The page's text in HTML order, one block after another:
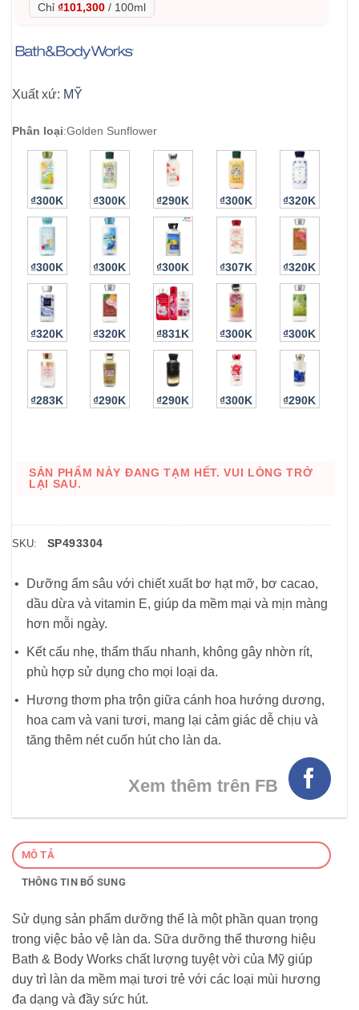
Chỉ ₫101,300 / 100ml
Xuất xứ: MỸ
Phân loại:Golden Sunflower
₫300K ₫300K ₫290K ₫300K ₫320K
₫300K ₫300K ₫300K ₫307K ₫320K
₫320K ₫320K ₫831K ₫300K ₫300K
₫283K ₫290K ₫290K ₫300K ₫290K
SẢN PHẨM NÀY ĐANG TẠM HẾT. VUI LÒNG TRỞ
LẠI SAU.
SKU: SP493304
Dưỡng ẩm sâu với chiết xuất bơ hạt mỡ, bơ cacao,
dầu dừa và vitamin E, giúp da mềm mại và mịn màng
hơn mỗi ngày.
Kết cấu nhẹ, thẩm thấu nhanh, không gây nhờn rít,
phù hợp sử dụng cho mọi loại da.
Hương thơm pha trộn giữa cánh hoa hướng dương,
hoa cam và vani tươi, mang lại cảm giác dễ chịu và
tăng thêm nét cuốn hút cho làn da.
Xem thêm trên FB
MÔ TẢ
THÔNG TIN BỔ SUNG
Sử dụng sản phẩm dưỡng thể là một phần quan trọng
trong việc bảo vệ làn da. Sữa dưỡng thể thương hiệu
Bath & Body Works chất lượng tuyệt vời của Mỹ giúp
duy trì làn da mềm mại tươi trẻ với các loại mùi hương
đa dạng và đầy sức hút.